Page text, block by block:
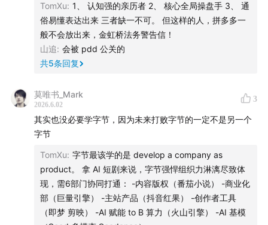
•当你到达一个DAU的临界点的时候，你的自然流量就超
过买量。所谓的
大力出奇迹
• 15%是个临界点
• 案例分享：TikTok在巴西市场的增长
自动化投放：让机器替代投手
• 机器取代人工进行自动化投放，在字节的增长团队里
面，大概是什么时间落地的？
TomXu: 1、 认知强的亲历者 2、 核心全局操盘手 3、 通
俗易懂表达出来 三者缺一不可。 但这样的人，拼多多一
般不会放出来，金虹桥法务警告信！
山追: 会被 pdd 公关的
共5条回复
莫唯书_Mark
2026.6.02
3
其实也没必要学字节，因为未来打败字节的一定不是另一个
字节
TomXu: 字节最该学的是 develop a company as
product。 拿 AI 短剧来说，字节强悍组织力淋漓尽致体
现，需6部门协同打通： -内容版权（番茄小说） -商业化
部（巨量引擎） -主站产品（抖音红果） -创作者工具
（即梦 剪映） -AI 赋能 to B 算力（火山引擎） -AI 基模